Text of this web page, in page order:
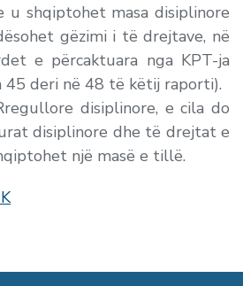
u shqiptohet masa disiplinore
gëzimi i të drejtave, në
e përcaktuara nga KPT-ja
45 deri në 48 të këtij raporti).
disiplinore, e cila do
disiplinore dhe të drejtat e
një masë e tillë.